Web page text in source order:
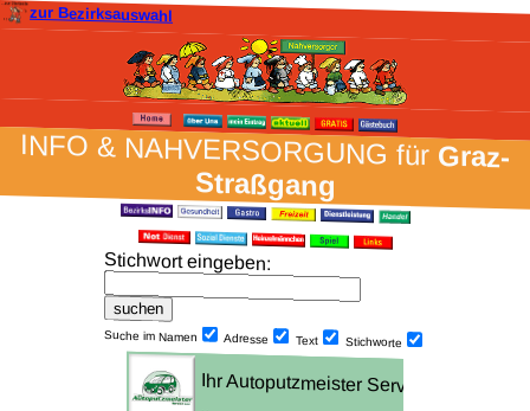
zur Bezirksauswahl
INFO & NAH­VER­SORG­UNG fürGraz-
Straßgang
Stich­wort ein­geben:
Suche im Namen Adresse Text Stich­worte